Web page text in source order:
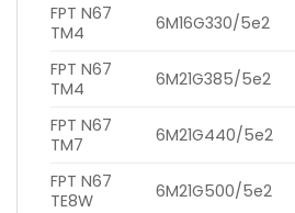
FPT N67
TM4
6M16G330/5e2
FPT N67
TM4
6M21G385/5e2
FPT N67
TM7
6M21G440/5e2
FPT N67
TE8W
6M21G500/5e2